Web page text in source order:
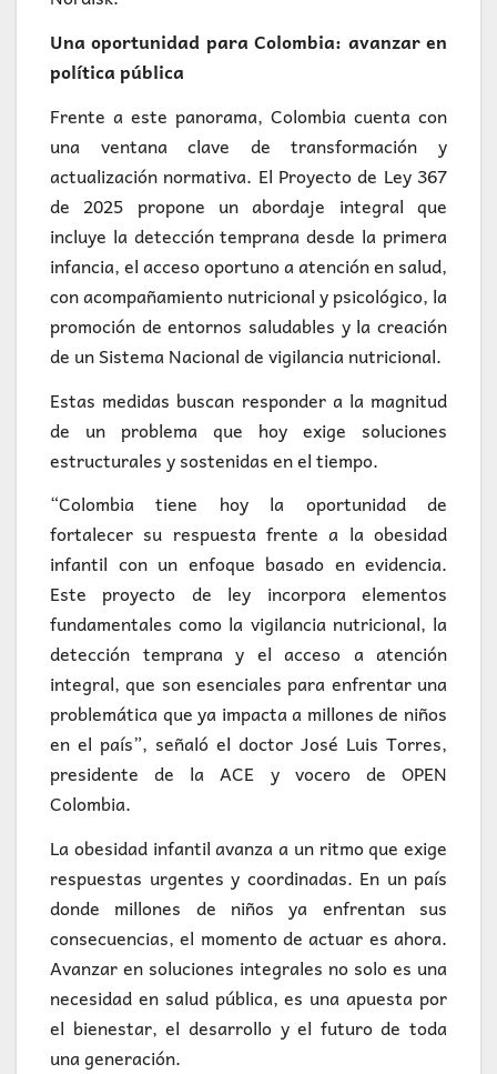
Una oportunidad para Colombia: avanzar en
política pública
Frente a este panorama, Colombia cuenta con
una ventana clave de transformación y
actualización normativa. El Proyecto de Ley 367
de 2025 propone un abordaje integral que
incluye la detección temprana desde la primera
infancia, el acceso oportuno a atención en salud,
con acompañamiento nutricional y psicológico, la
promoción de entornos saludables y la creación
de un Sistema Nacional de vigilancia nutricional.
Estas medidas buscan responder a la magnitud
de un problema que hoy exige soluciones
estructurales y sostenidas en el tiempo.
“Colombia tiene hoy la oportunidad de
fortalecer su respuesta frente a la obesidad
infantil con un enfoque basado en evidencia.
Este proyecto de ley incorpora elementos
fundamentales como la vigilancia nutricional, la
detección temprana y el acceso a atención
integral, que son esenciales para enfrentar una
problemática que ya impacta a millones de niños
en el país”, señaló el doctor José Luis Torres,
presidente de la ACE y vocero de OPEN
Colombia.
La obesidad infantil avanza a un ritmo que exige
respuestas urgentes y coordinadas. En un país
donde millones de niños ya enfrentan sus
consecuencias, el momento de actuar es ahora.
Avanzar en soluciones integrales no solo es una
necesidad en salud pública, es una apuesta por
el bienestar, el desarrollo y el futuro de toda
una generación.